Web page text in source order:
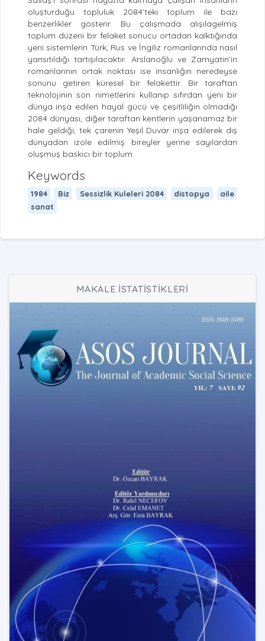
oluşturduğu topluluk 2084’teki toplum ile bazı
benzerlikler gösterir. Bu çalışmada alışılagelmiş
toplum düzeni bir felaket sonucu ortadan kalktığında
yeni sistemlerin Türk, Rus ve İngiliz romanlarında nasıl
yansıtıldığı tartışılacaktır. Arslanoğlu ve Zamyatin’in
romanlarının ortak noktası ise insanlığın neredeyse
sonunu getiren küresel bir felakettir. Bir taraftan
teknolojinin son nimetlerini kullanıp sıfırdan yeni bir
dünya inşa edilen hayal gücü ve çeşitliliğin olmadığı
2084 dünyası, diğer taraftan kentlerin yaşanamaz bir
hale geldiği, tek çarenin Yeşil Duvar inşa edilerek dış
dünyadan izole edilmiş bireyler yerine sayılardan
oluşmuş baskıcı bir toplum.
Keywords
1984 Biz Sessizlik Kuleleri 2084 distopya
aile
sanat
MAKALE İSTATİSTİKLERİ